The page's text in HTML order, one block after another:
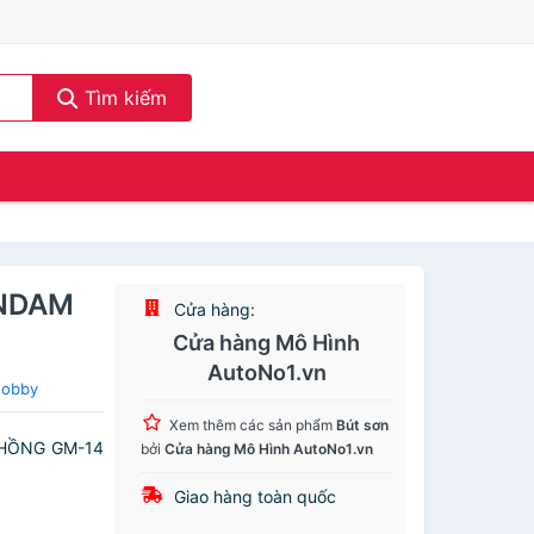
Tìm kiếm
GM-14
Cửa hàng:
Cửa hàng Mô Hình
AutoNo1.vn
Xem thêm các sản phẩmBút sơn
bởiCửa hàng Mô Hình AutoNo1.vn
Giao hàng toàn quốc